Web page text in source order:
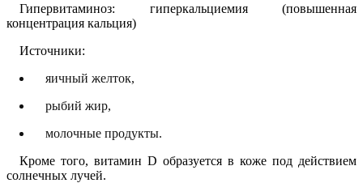
Гипервитаминоз: гиперкальциемия (повышенная
концентрация кальция)
Источники:
яичный желток,
рыбий жир,
молочные продукты.
Кроме того, витамин D образуется в коже под действием
солнечных лучей.